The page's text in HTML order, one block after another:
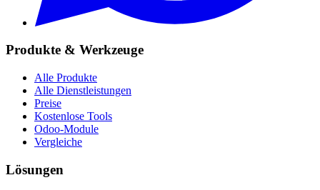
Produkte & Werkzeuge
Alle Produkte
Alle Dienstleistungen
Preise
Kostenlose Tools
Odoo-Module
Vergleiche
Lösungen